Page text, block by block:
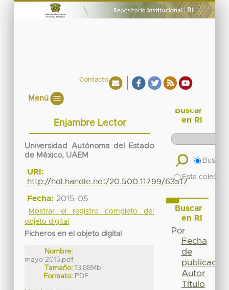
Contacto
Menú
Enjambre Lector
Universidad Autónoma del Estado
de México, UAEM
URI:
http://hdl.handle.net/20.500.11799/63517
Fecha: 2015-05
Mostrar el registro completo del
objeto digital
Ficheros en el objeto digital
Nombre:
mayo 2015.pdf
Tamaño: 13.88Mb
Formato: PDF
Buscar
en RI
Buscar
Esta
Buscar
en RI
Por
Fecha
de
publicación
Autor
Título